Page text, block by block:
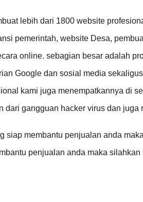
lebih dari 1800 website
pemerintah, website Desa,
online. sebagian besar adalah
Google dan sosial media
kami juga menempatkannya di
gangguan hacker virus dan
membantu penjualan anda
penjualan anda maka